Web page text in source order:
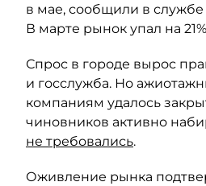
в мае, сообщили в
В марте рынок упал на
Спрос в городе вырос
и госслужба. Но
компаниям удалось
чиновников активно
не требовались.
Оживление рынка